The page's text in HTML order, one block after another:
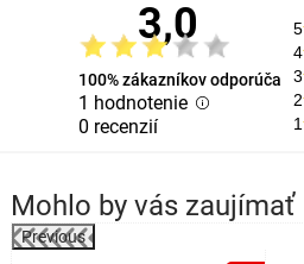
3,0
100% zákazníkov odporúča
1 hodnotenie
0 recenzií
5
4
3
2
1
Mohlo by vás zaujímať
Previous